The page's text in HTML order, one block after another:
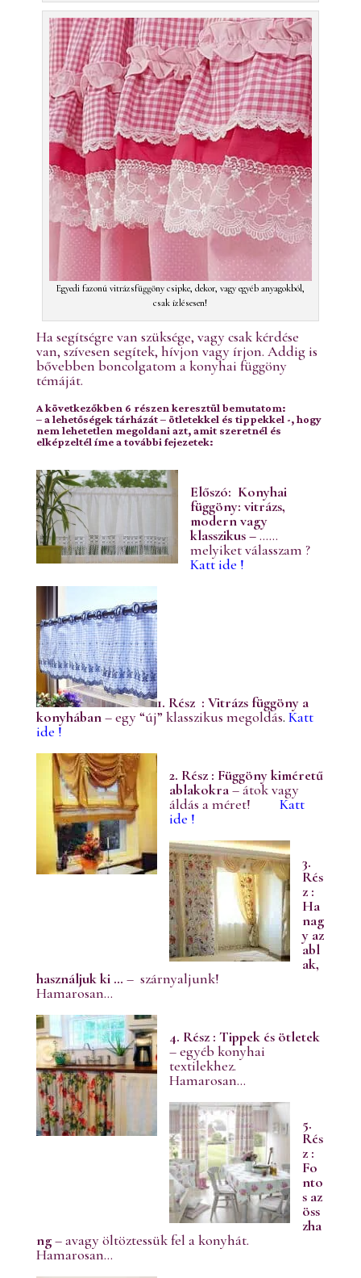
Egyedi fazonú vitrázsfüggöny csipke, dekor, vagy egyéb anyagokból,
csak ízlésesen!
Ha segítségre van szüksége, vagy csak kérdése
van, szívesen segítek, hívjon vagy írjon. Addig is
bővebben boncolgatom a konyhai függöny
témáját.
A következőkben 6 részen keresztül bemutatom:
– a lehetőségek tárházát – ötletekkel és tippekkel -, hogy
nem lehetetlen megoldani azt, amit szeretnél és
elképzeltél íme a további fejezetek:
Előszó: Konyhai
függöny: vitrázs,
modern vagy
klasszikus –……
melyiket válasszam ?
Katt ide !
1. Rész : Vitrázs függöny a
konyhában– egy “új” klasszikus megoldás. Katt
ide !
2. Rész : Függöny kiméretű
ablakokra– átok vagy
áldás a méret!
Katt
ide !
3.
Rés
z :
Ha
nag
y az
abl
ak,
használjuk ki … – szárnyaljunk!
Hamarosan…
4. Rész : Tippek és ötletek
– egyéb konyhai
textilekhez.
Hamarosan…
5.
Rés
z :
Fo
nto
s az
öss
zha
ng– avagy öltöztessük fel a konyhát.
Hamarosan…